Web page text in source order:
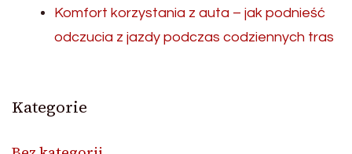
Komfort korzystania z auta – jak podnieść
odczucia z jazdy podczas codziennych tras
Kategorie